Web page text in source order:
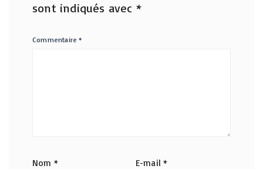
sont indiqués avec *
Commentaire*
Nom * E-mail*